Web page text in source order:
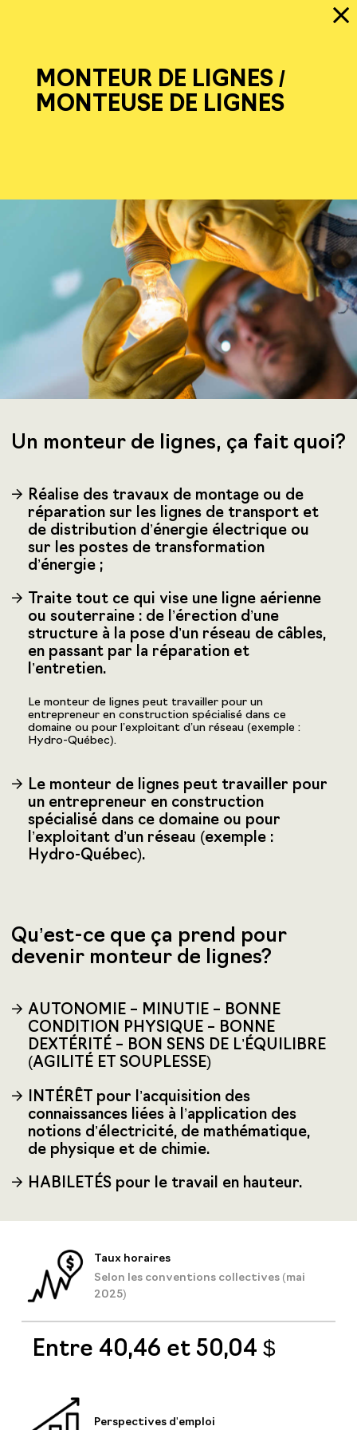
MONTEUR DE LIGNES /
MONTEUSE DE LIGNES
Un monteur de lignes, ça fait quoi?
Réalise des travaux de montage ou de
réparation sur les lignes de transport et
de distribution d’énergie électrique ou
sur les postes de transformation
d’énergie ;
Traite tout ce qui vise une ligne aérienne
ou souterraine : de l’érection d’une
structure à la pose d’un réseau de câbles,
en passant par la réparation et
l’entretien.
Le monteur de lignes peut travailler pour un
entrepreneur en construction spécialisé dans ce
domaine ou pour l’exploitant d’un réseau (exemple :
Hydro-Québec).
Le monteur de lignes peut travailler pour
un entrepreneur en construction
spécialisé dans ce domaine ou pour
l’exploitant d’un réseau (exemple :
Hydro-Québec).
Qu’est-ce que ça prend pour
devenir monteur de lignes?
AUTONOMIE – MINUTIE – BONNE
CONDITION PHYSIQUE – BONNE
DEXTÉRITÉ – BON SENS DE L’ÉQUILIBRE
(AGILITÉ ET SOUPLESSE)
INTÉRÊT pour l’acquisition des
connaissances liées à l’application des
notions d’électricité, de mathématique,
de physique et de chimie.
HABILETÉS pour le travail en hauteur.
Taux horaires
Selon les conventions collectives (mai
2025)
Entre 40,46 et 50,04 $
Perspectives d'emploi